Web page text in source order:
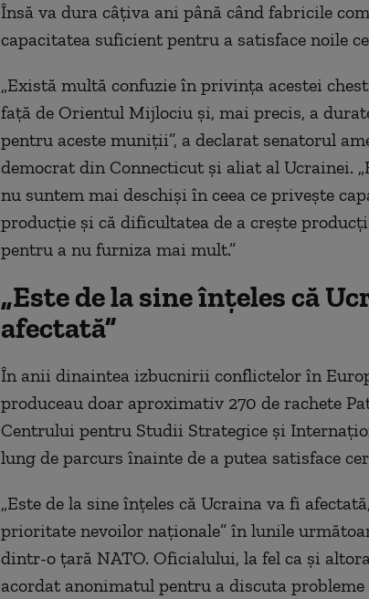
Însă va dura câțiva ani până când fabricile
capacitatea suficient pentru a satisface noile
„Există multă confuzie în privința acestei
față de Orientul Mijlociu și, mai precis, a
pentru aceste muniții”, a declarat senatorul
democrat din Connecticut și aliat al Ucrainei.
nu suntem mai deschiși în ceea ce privește
producție și că dificultatea de a crește
pentru a nu furniza mai mult.”
„Este de la sine înțeles că
afectată”
În anii dinaintea izbucnirii conflictelor în
produceau doar aproximativ 270 de rachete
Centrului pentru Studii Strategice și
lung de parcurs înainte de a putea satisface
„Este de la sine înțeles că Ucraina va fi
prioritate nevoilor naționale” în lunile
dintr-o țară NATO. Oficialului, la fel ca și
acordat anonimatul pentru a discuta probleme